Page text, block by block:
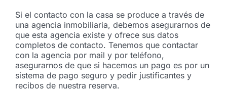
Si el contacto con la casa se produce a través de
una agencia inmobiliaria, debemos asegurarnos de
que esta agencia existe y ofrece sus datos
completos de contacto. Tenemos que contactar
con la agencia por mail y por teléfono,
asegurarnos de que si hacemos un pago es por un
sistema de pago seguro y pedir justificantes y
recibos de nuestra reserva.